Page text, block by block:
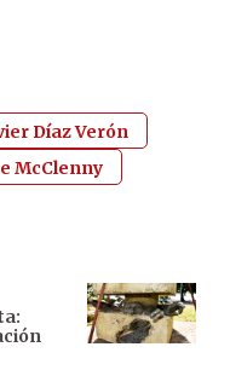
Díaz Verón
McClenny